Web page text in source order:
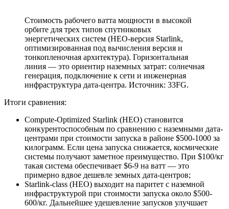
Стоимость рабочего ватта мощности в высокой
орбите для трех типов спутниковых
энергетических систем (HEO-версия Starlink,
оптимизированная под вычисления версия и
тонкопленочная архитектура). Горизонтальная
линия — это ориентир наземных затрат: солнечная
генерация, подключение к сети и инженерная
инфраструктура дата-центра. Источник: 33FG.
Итоги сравнения:
Compute-Optimized Starlink (HEO) становится
конкурентоспособным по сравнению с наземными дата-
центрами при стоимости запуска в районе $500-1000 за
килограмм. Если цена запуска снижается, космические
системы получают заметное преимущество. При $100/кг
такая система обеспечивает $6-9 на ватт — это
примерно вдвое дешевле земных дата-центров;
Starlink-class (HEO) выходит на паритет с наземной
инфраструктурой при стоимости запуска около $500-
600/кг. Дальнейшее удешевление запусков улучшает